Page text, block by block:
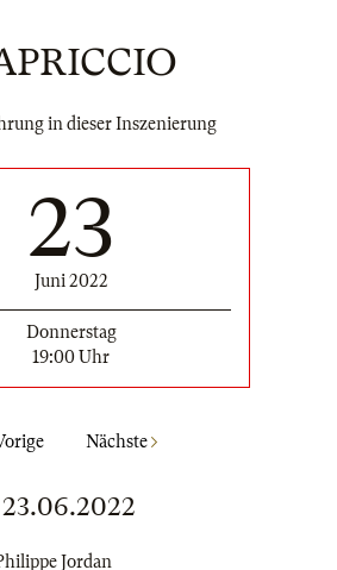
in dieser Inszenierung
23
Juni 2022
Donnerstag
19:00 Uhr
Nächste
Jordan